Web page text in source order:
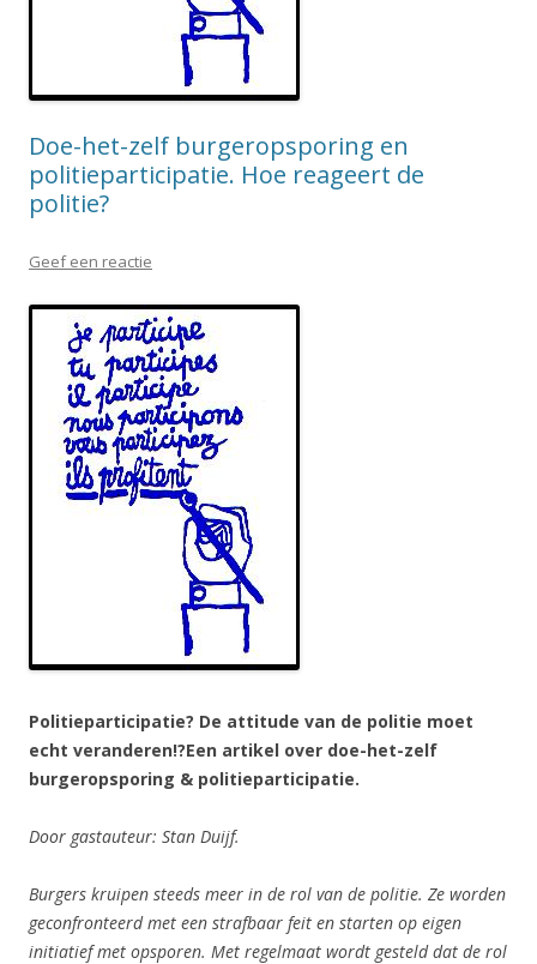
Doe-het-zelf burgeropsporing en
politieparticipatie. Hoe reageert de
politie?
Geef een reactie
Politieparticipatie? De attitude van de politie moet
echt veranderen!?Een artikel over doe-het-zelf
burgeropsporing & politieparticipatie.
Door gastauteur: Stan Duijf.
Burgers kruipen steeds meer in de rol van de politie. Ze worden
geconfronteerd met een strafbaar feit en starten op eigen
initiatief met opsporen. Met regelmaat wordt gesteld dat de rol